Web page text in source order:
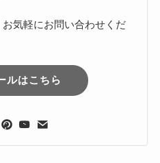
気軽にお問い合わせくだ
ルはこちら